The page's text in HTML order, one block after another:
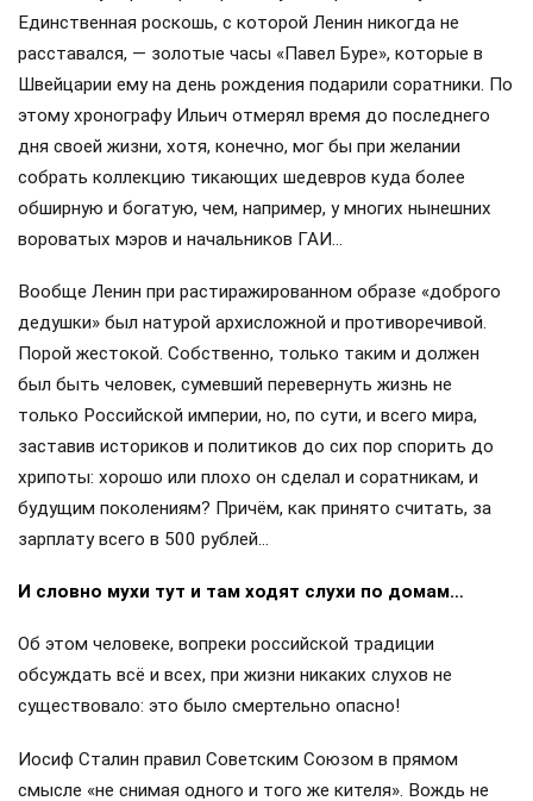
из обычной столовой, где питались и рядовые
сотрудники ВЦИКа: от курьеров и шофёров до
делопроизводителей и секретарей.
Вождь не любил сладкое, даже чай пил без сахара, зато
мог за день выпить до 10 чашек. Не ел пирожков,
предпочитая им ломоть простого ржаного хлеба. Похоже
на пропаганду? Но ведь об этом свидетельствуют многие
соратники вождя (причём документально…).
В быту Ленин был абсолютно равнодушен и к модным
новинкам личного гардероба: годами носил один и тот же
костюм, и его знаменитый галстук «в горошек» тоже не
был идеологическим изобретением историков. На
предложения сестры Марии Ильиничны купить ему хотя
бы новое пальто раздражённо обрывал её. Обожал свою
знаменитую, растиражированную на фото кепку…
Единственная роскошь, с которой Ленин никогда не
расставался, — золотые часы «Павел Буре», которые в
Швейцарии ему на день рождения подарили соратники. По
дня своей жизни, хотя, конечно, мог бы при желании
собрать коллекцию тикающих шедевров куда более
обширную и богатую, чем, например, у многих нынешних
Вообще Ленин при растиражированном образе «доброго